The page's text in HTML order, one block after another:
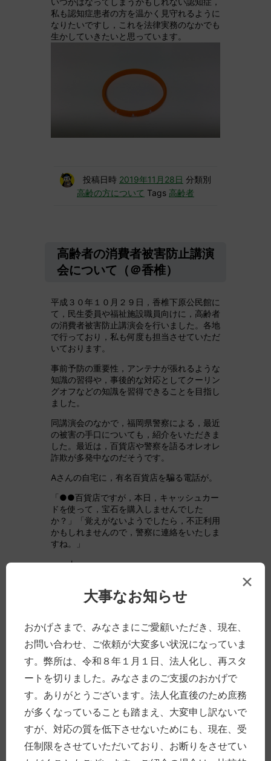
私も認知症患者の方を温かく見守れるように
なりたいですし，これを法律実務のなかでも
生かしていきたいと思っています。
投稿日時 2019年11月28日 分類別
高齢の方について Tags 高齢者
高齢者の消費者被害防止講演
会について（＠香椎）
平成３０年１０月２９日，香椎下原公民館に
て，民生委員や福祉施設職員向けに，高齢者
の消費者被害防止講演会を行いました。各地
で行っており，私も何度も担当させていただ
いております。
事前予防の重要性，アンテナが張れるような
知識の習得や，事後的な対応としてクーリン
グオフなどの知識を習得できることを目指し
ました。
同講演会のなかで，福岡県警察による，最近
の被害の手口についても，紹介をいただきま
した。最近は，百貨店や警察を語るオレオレ
詐欺が多発中なのだそうです。
Aさんの自宅に，有名百貨店を騙る電話が。
「●●百貨店ですが，本日，キャッシュカー
ドを使って，宝石を購入しませんでした
か？」「覚えがないようでしたら，不正利用
かもしれませんので，警察に連絡をいたしま
すね。」
↓
されて，犯人が宝石を購入したようです。」
「口座保護のために，残高いや暗証番号を教
えてください。」
Aさんは，慌てて教えてしまいます。
ニセ警察官は，「そのカードは使えないので
預かりますね。」「ご自宅に警察官を派遣し
ますね。」などと告げ，電話中に代理人をA
さんの自宅に寄越し，これを信じてしまった
Aさんは，ニセ警察官に，カードを渡してし
×
大事なお知らせ
おかげさまで、みなさまにご愛顧いただき、現在、
お問い合わせ、ご依頼が大変多い状況になっていま
す。弊所は、令和８年１月１日、法人化し、再スタ
ートを切りました。みなさまのご支援のおかげで
す。ありがとうございます。法人化直後のため庶務
が多くなっていることも踏まえ、大変申し訳ないで
すが、対応の質を低下させないためにも、現在、受
任制限をさせていただいており、お断りをさせてい